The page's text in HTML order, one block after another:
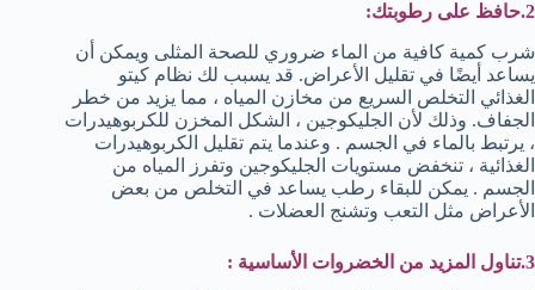
2. حافظ على رطوبتك:
شرب كمية كافية من الماء ضروري للصحة المثلى ويمكن أن
يساعد أيضًا في تقليل الأعراض. قد يسبب لك نظام كيتو
الغذائي التخلص السريع من مخازن المياه ، مما يزيد من خطر
الجفاف. وذلك لأن الجليكوجين ، الشكل المخزن للكربوهيدرات
، يرتبط بالماء في الجسم . وعندما يتم تقليل الكربوهيدرات
الغذائية ، تنخفض مستويات الجليكوجين وتفرز المياه من
الجسم . يمكن للبقاء رطب يساعد في التخلص من بعض
الأعراض مثل التعب وتشنج العضلات .
3.تناول المزيد من الخضروات الأساسية :